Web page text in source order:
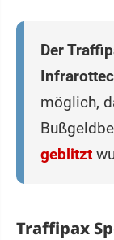
Der
möglich,
geblitzt
Traffipax